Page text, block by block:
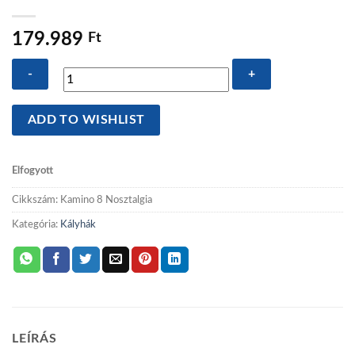
179.989 Ft
Wamsler
Kamino
Nosztalgia
kályha
mennyiség
ADD TO WISHLIST
Elfogyott
Cikkszám: Kamino 8 Nosztalgia
Kategória: Kályhák
LEÍRÁS